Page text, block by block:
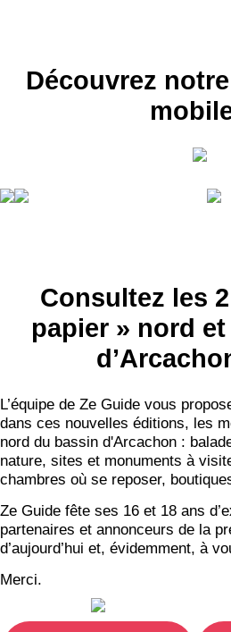
Découvrez
Consultez les
papier » nord
L’équipe de Ze Guide vous
dans ces nouvelles éditions, les
nord du bassin d'Arcachon :
nature, sites et monuments à
chambres où se reposer,
Ze Guide fête ses 16 et 18 ans
partenaires et annonceurs de la
d’aujourd’hui et, évidemment, à
Merci.